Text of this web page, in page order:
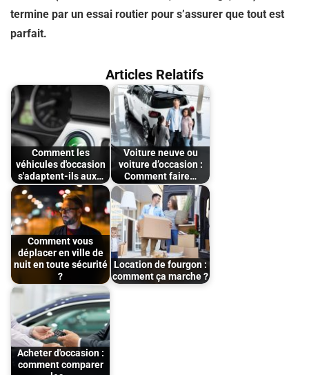
termine par un essai routier pour s’assurer que tout est
parfait.
Articles Relatifs
Comment les
véhicules d'occasion
s'adaptent-ils aux…
Voiture neuve ou
voiture d’occasion :
Comment faire…
Comment vous
déplacer en ville de
nuit en toute sécurité
?
Location de fourgon :
comment ça marche ?
Acheter d'occasion :
comment comparer